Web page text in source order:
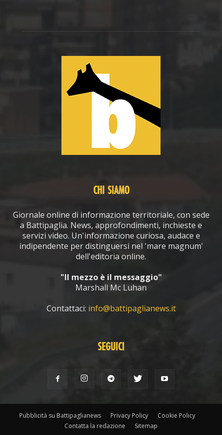
CHI SIAMO
Giornale online di informazione territoriale, con sede
a Battipaglia. News, approfondimenti, inchieste e
servizi video. Un'informazione curiosa, audace e
indipendente per distinguersi nel 'mare magnum'
dell'editoria online.
"Il mezzo è il messaggio"
Marshall Mc Luhan
Contattaci: info@battipaglianews.it
SEGUICI
Pubblicità su Battipaglianews Privacy Policy
Cookie Policy
Contatta la redazione
Sitemap